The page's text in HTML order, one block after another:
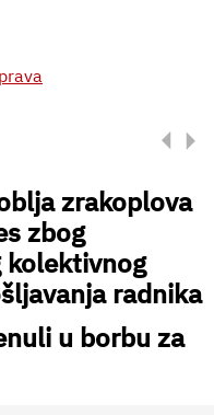
zrakoplova
zbog
kolektivnog
radnika
u borbu za